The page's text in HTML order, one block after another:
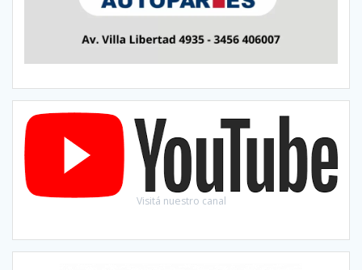
Visitá nuestro canal